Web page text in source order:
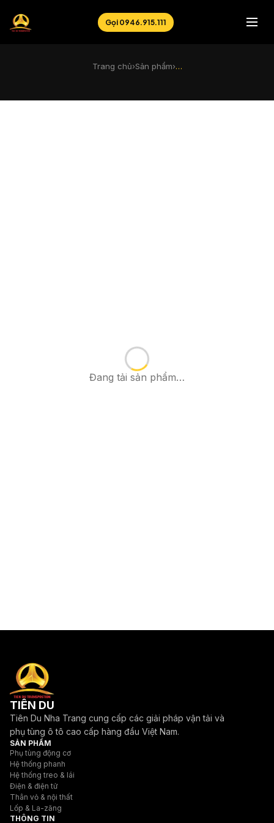
Gọi 0946.915.111
Trang chủ›Sản phẩm›…
Đang tải sản phẩm…
TIÊN DU
Tiên Du Nha Trang cung cấp các giải pháp vận tải và
phụ tùng ô tô cao cấp hàng đầu Việt Nam.
SẢN PHẨM
Phụ tùng động cơ
Hệ thống phanh
Hệ thống treo & lái
Điện & điện tử
Thân vỏ & nội thất
Lốp & La-zăng
THÔNG TIN